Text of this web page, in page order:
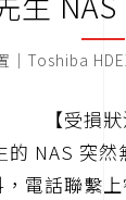
｜Toshiba
【受損狀
的 NAS 突然
電話聯繫